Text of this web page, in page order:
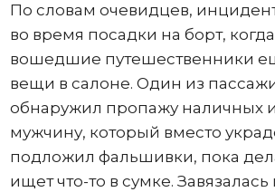
По словам очевидцев,
во время посадки на борт,
вошедшие путешественники
вещи в салоне. Один из
обнаружил пропажу наличных и
мужчину, который вместо
подложил фальшивки, пока
ищет что-то в сумке. Завязалась